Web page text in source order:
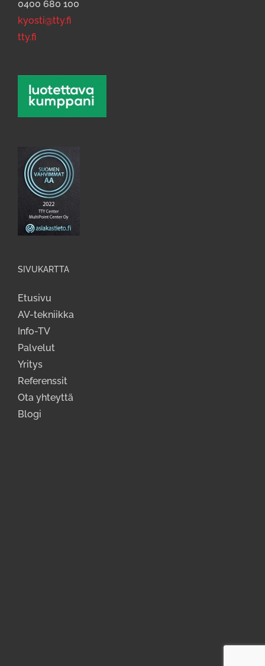
0400 680 100
kyosti@tty.fi
tty.fi
SIVUKARTTA
Etusivu
AV-tekniikka
Info-TV
Palvelut
Yritys
Referenssit
Ota yhteyttä
Blogi